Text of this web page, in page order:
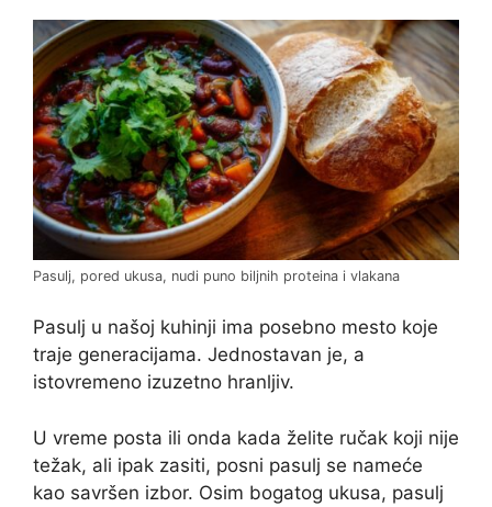
Pasulj, pored ukusa, nudi puno biljnih proteina i vlakana
Pasulj u našoj kuhinji ima posebno mesto koje
traje generacijama. Jednostavan je, a
istovremeno izuzetno hranljiv.
U vreme posta ili onda kada želite ručak koji nije
težak, ali ipak zasiti, posni pasulj se nameće
kao savršen izbor. Osim bogatog ukusa, pasulj